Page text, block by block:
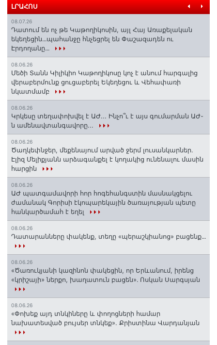
ԼՐԱՀՈՍ
08.07.26
Դատում են ոչ թե Կաթողիկոսին, այլ Հայ Առաքելական
եկեղեցին․․․պահանջը հնչեցրել են Փաշազադեն ու
Էրդողանը․․․
08.06.26
Մեծի Տանն Կիլիկիո Կաթողիկոսը կոչ է անում հարգալից
վերաբերմունք ցուցաբերել Եկեղեցու և Վեհափառի
նկատմամբ
08.06.26
Կրկեսը տեղափոխվել է ԱԺ... Ինչո՞ւ է այս գումարման ԱԺ-
ն ամենավտանգավորը...
08.06.26
Ծաղկեփնջեր, մեքենայում արված ջերմ լուսանկարներ.
Էլիզ Մելիքյանն արձագանքել է կողակից ունենալու մասին
հարցին
08.06.26
ԱԺ պատգամավորի հոր հոգեհանգստին մասնակցելու
ժամանակ Գորիսի էկոպարեկային ծառայության պետը
հանկարծամահ է եղել
08.06.26
Դատարանները փակենք, տեղը «պերաշկիանոց» բացենք․․․
08.06.26
«Ծառուկյանի կազինոն փակեցին, որ Երևանում, իրենց
«կրիշայի» ներքո, խաղատուն բացեն»․ Ոսկան Սարգսյան
08.06.26
«Փոխեք այդ տնկիները և փողոցների համար
նախատեսված բույսեր տնկեք». Քրիստինա Վարդանյան